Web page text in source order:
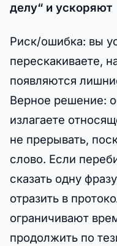
делу“ и ускоряют
Риск/ошибка: вы
перескакиваете,
появляются
Верное решение:
излагаете
не прерывать,
слово. Если
сказать одну
отразить в
ограничивают
продолжить по